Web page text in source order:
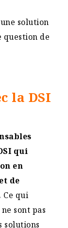
solution
question de
la DSI
qui
en
de
Ce qui
sont pas
solutions